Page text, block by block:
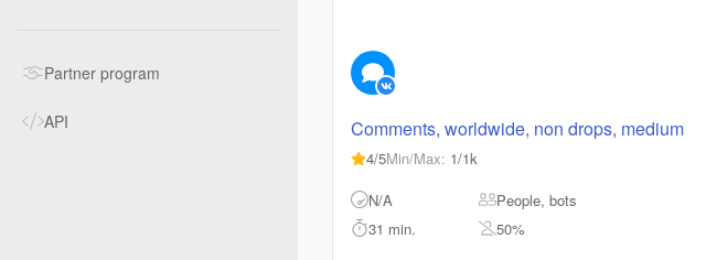
Partner program
API Comments, worldwide, non drops, medium
4/5Min/Max: 1/1k
N/A
People, bots
31 min.
50%